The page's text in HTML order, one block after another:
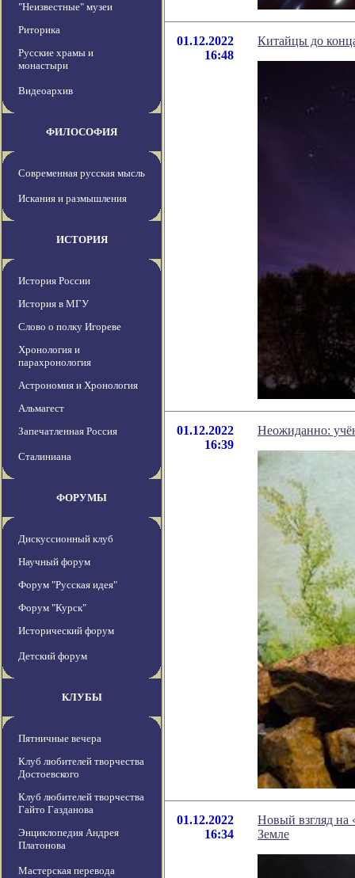
"Неизвестные" музеи
Риторика
Русские храмы и
монастыри
Видеоархив
ФИЛОСОФИЯ
Современная русская мысль
Искания и размышления
ИСТОРИЯ
История России
История в МГУ
Слово о полку Игореве
Хронология и
парахронология
Астрономия и Хронология
Альмагест
Запечатленная Россия
Сталиниана
ФОРУМЫ
Дискуссионный клуб
Научный форум
Форум "Русская идея"
Форум "Курск"
Исторический форум
Детский форум
КЛУБЫ
Пятничные вечера
Клуб любителей творчества
Достоевского
Клуб любителей творчества
Гайто Газданова
Энциклопедия Андрея
Платонова
Мастерская перевода
01.12.2022
16:48
Китайцы до
01.12.2022
16:39
Неожиданно:
01.12.2022
16:34
Новый взгляд на
Земле